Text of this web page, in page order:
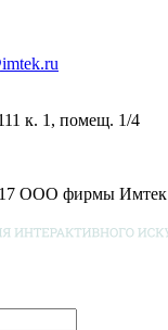
к. 1, помещ. 1/4
ООО фирмы Имтек